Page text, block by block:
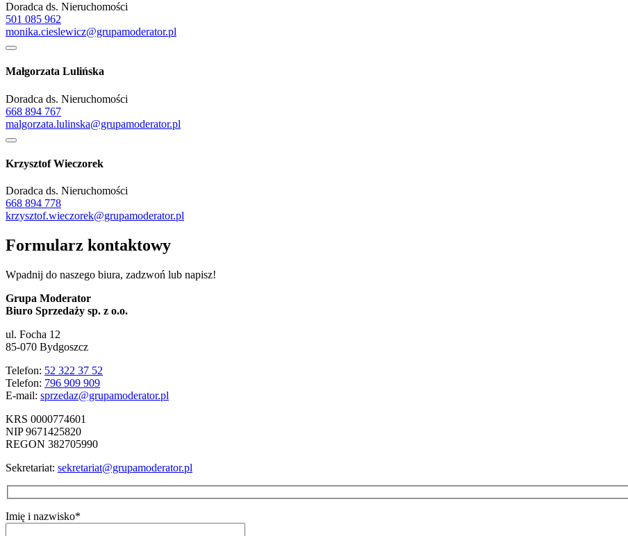
Doradca ds. Nieruchomości
501 085 962
monika.cieslewicz@grupamoderator.pl
Małgorzata Lulińska
Doradca ds. Nieruchomości
668 894 767
malgorzata.lulinska@grupamoderator.pl
Krzysztof Wieczorek
Doradca ds. Nieruchomości
668 894 778
krzysztof.wieczorek@grupamoderator.pl
Formularz kontaktowy
Wpadnij do naszego biura, zadzwoń lub napisz!
Grupa Moderator
Biuro Sprzedaży sp. z o.o.
ul. Focha 12
85-070 Bydgoszcz
Telefon: 52 322 37 52
Telefon: 796 909 909
E-mail: sprzedaz@grupamoderator.pl
KRS 0000774601
NIP 9671425820
REGON 382705990
Sekretariat: sekretariat@grupamoderator.pl
Imię i nazwisko*